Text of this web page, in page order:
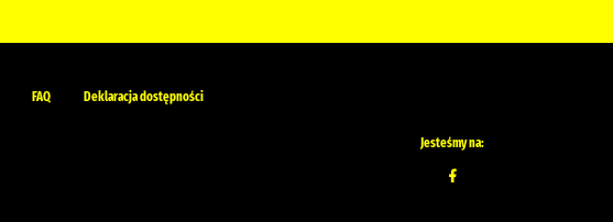
FAQ Deklaracja dostępności
Jesteśmy na: